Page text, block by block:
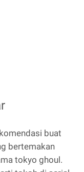
buat
bertemakan
tokyo ghoul.